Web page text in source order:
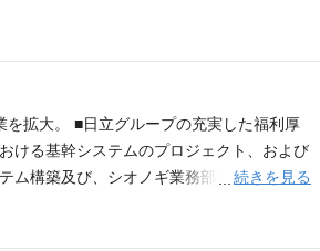
メントと関連作業の提案・推進 ■入社
必要な能力・経験 【必須】■インフラ系
ト 【日立グループ企業の一員として】製
ソリューションサービスを提供している
拡大。 ■日立グループの充実した福利厚
ける基幹システムのプロジェクト、および
ム構築及び、シオノギ業務部門とのコミュ
力・経験 【必須】■システム設計開発
トリーダーまたは、リーダー補佐の経験
続きを見る